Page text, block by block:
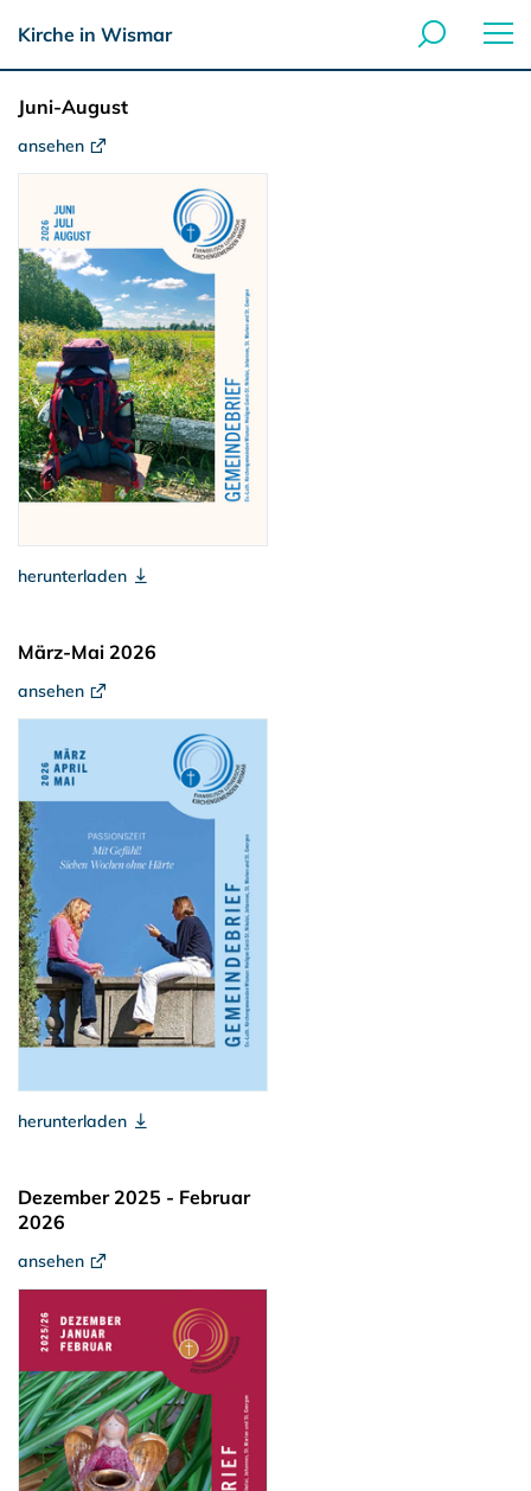
Kirche in Wismar
Juni-August
ansehen
herunterladen
März-Mai 2026
ansehen
herunterladen
Dezember 2025 - Februar
2026
ansehen